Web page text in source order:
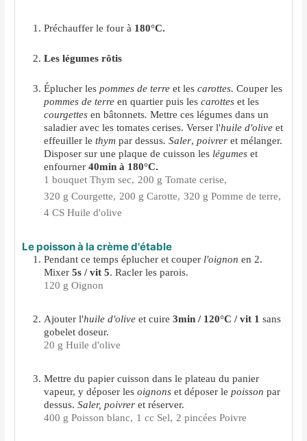
Préchauffer le four à 180°C.
Les légumes rôtis
Éplucher lespommes de terreet lescarottes.Couper les
pommes de terreen quartier puis les carotteset les
courgettesen bâtonnets.Mettre ces légumes dans un
saladier avec les tomates cerises. Verser l'huile d'olive et
effeuiller lethym par dessus. Saler,poivreret mélanger.
Disposer sur une plaque de cuisson les légumes et
enfourner40min à 180°C.
1 bouquet Thym sec, 200 g Tomate cerise,
320 g Courgette, 200 g Carotte, 320 g Pomme de terre,
4 CS Huile d'olive
Le poisson à la crème d'étable
Pendant ce temps éplucher et couperl'oignonen 2.
Mixer5s / vit 5. Racler les parois.
120 g Oignon
Ajouter l'huile d'oliveet cuire3min / 120°C / vit 1 sans
gobelet doseur.
20 g Huile d'olive
Mettre du papier cuisson dans le plateau du panier
vapeur, y déposer les oignonset déposer lepoissonpar
dessus. Saler, poivrer et réserver.
400 g Poisson blanc, 1 cc Sel, 2 pincées Poivre